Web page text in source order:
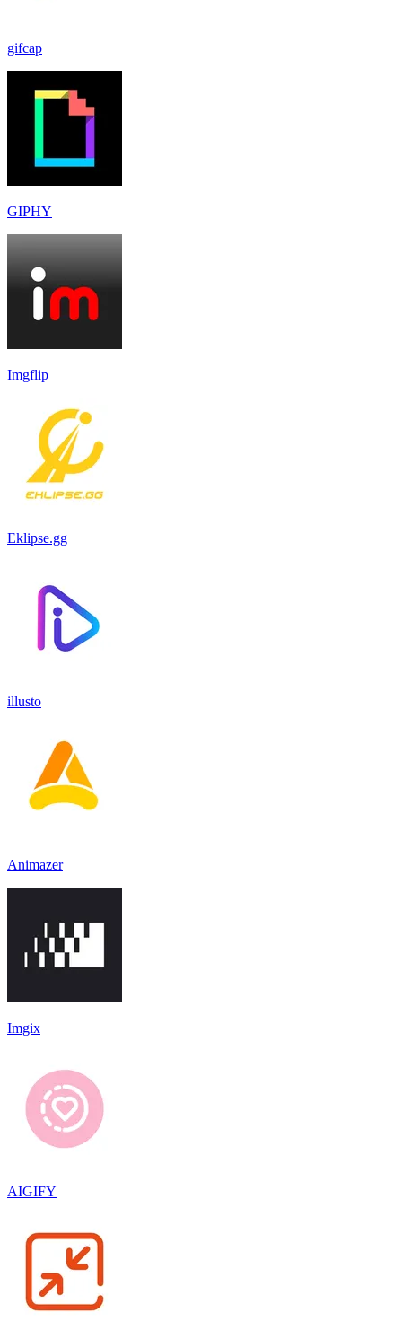
gifcap
GIPHY
Imgflip
Eklipse.gg
illusto
Animazer
Imgix
AIGIFY